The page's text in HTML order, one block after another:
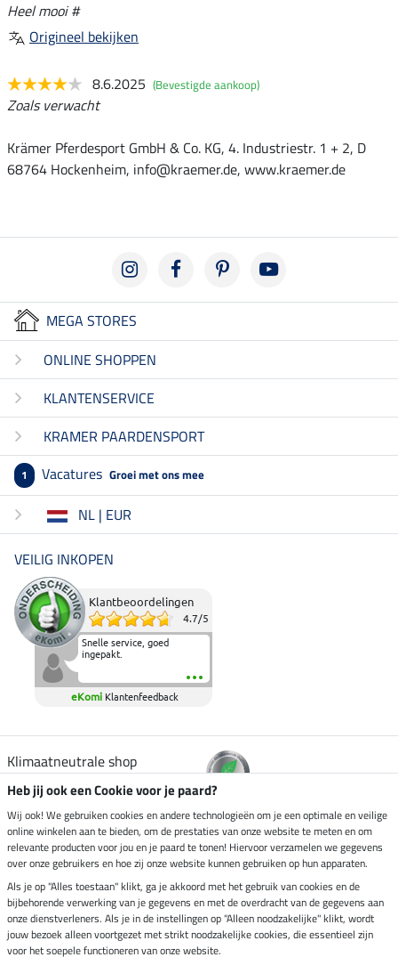
Heel mooi #
Origineel bekijken
8.6.2025 (Bevestigde aankoop)
Zoals verwacht
Krämer Pferdesport GmbH & Co. KG, 4. Industriestr. 1 + 2, D
68764 Hockenheim, info@kraemer.de, www.kraemer.de
MEGA STORES
ONLINE SHOPPEN
KLANTENSERVICE
KRAMER PAARDENSPORT
1 Vacatures Groei met ons mee
NL | EUR
VEILIG INKOPEN
Klantbeoordelingen
4.7/5
Snelle service, goed
ingepakt.
eKomi Klantenfeedback
Klimaatneutrale shop
Verzending per
Veilig betalen met
Impressum
Heb jij ook een Cookie voor je paard?
Wij ook! We gebruiken cookies en andere technologieën om je een optimale en veilige
online winkelen aan te bieden, om de prestaties van onze website te meten en om
relevante producten voor jou en je paard te tonen! Hiervoor verzamelen we gegevens
over onze gebruikers en hoe zij onze website kunnen gebruiken op hun apparaten.
Als je op "Alles toestaan" klikt, ga je akkoord met het gebruik van cookies en de
bijbehorende verwerking van je gegevens en met de overdracht van de gegevens aan
onze dienstverleners. Als je in de instellingen op "Alleen noodzakelijke" klikt, wordt
jouw bezoek alleen voortgezet met strikt noodzakelijke cookies, die essentieel zijn
voor het soepele functioneren van onze website.